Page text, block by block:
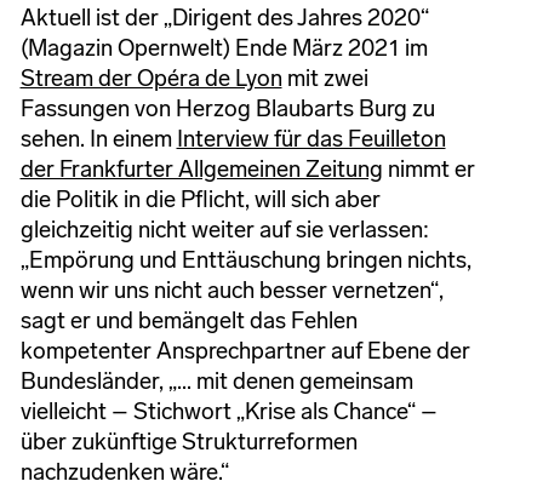
Aktuell ist der „Dirigent des Jahres 2020“
(Magazin Opernwelt) Ende März 2021 im
Stream der Opéra de Lyon mit zwei
Fassungen von Herzog Blaubarts Burg zu
sehen. In einem Interview für das Feuilleton
der Frankfurter Allgemeinen Zeitung nimmt er
die Politik in die Pflicht, will sich aber
gleichzeitig nicht weiter auf sie verlassen:
„Empörung und Enttäuschung bringen nichts,
wenn wir uns nicht auch besser vernetzen“,
sagt er und bemängelt das Fehlen
kompetenter Ansprechpartner auf Ebene der
Bundesländer, „... mit denen gemeinsam
vielleicht – Stichwort „Krise als Chance“ –
über zukünftige Strukturreformen
nachzudenken wäre.“